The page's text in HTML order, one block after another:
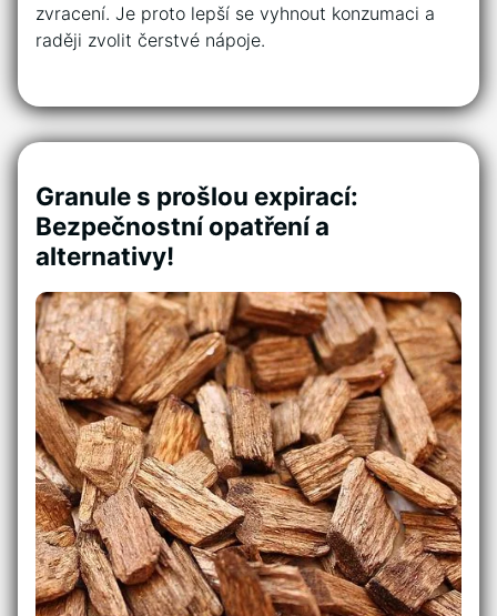
zvracení. Je proto lepší se vyhnout konzumaci a
raději zvolit čerstvé nápoje.
Granule s prošlou expirací:
Bezpečnostní opatření a
alternativy!